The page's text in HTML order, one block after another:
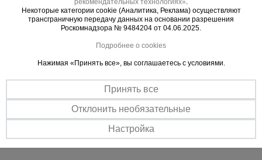
условий, сильного ветра и града.
В строительстве армированную пленку чаще
- гидроизоляции кровли и стен зданий;
- укрытия и хранения строительных материалов и
оборудования, их защиты от влаги и осадков;
- для консервации строительных объектов;
- теплоизоляции бытовок и рабочих мест на
строительных площадках.
Некоторые категории cookie (Аналитика, Реклама) осуществляют
трансграничную передачу данных на основании разрешения
Роскомнадзора № 9484204 от 04.06.2025.
Подробнее о cookies
Нажимая «Принять все», вы соглашаетесь с условиями.
Принять все
Отклонить необязательные
Настройка